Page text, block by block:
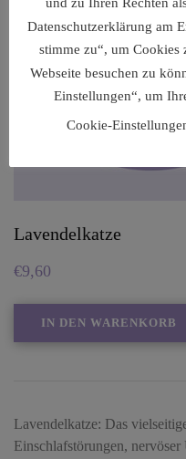
Lavendelkatze
€9,60
IN DEN WARENKORB
Lavendelkatze: Das
Einschlafstörungen,
Datenschutzerklärung am
stimme zu“, um Cookies
Webseite besuchen zu
Einstellungen“, um
Cookie-